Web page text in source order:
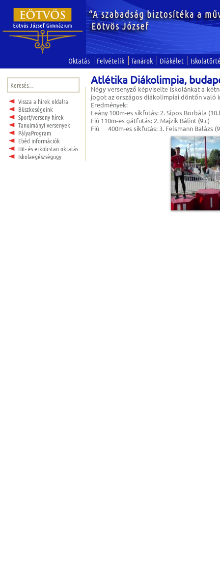
Oktatás Felvételik Tanárok Diákélet
Keresés:
Vissza a hírek oldalra
Büszkeségeink
Sport/verseny hírek
Tanulmányi versenyek
PályaProgram
Ebéd információk
Hit- és erkölcstan oktatás
Iskolaegészségügy
Atlétika Diákolimpia,
Négy versenyző képviselte iskolánkat a
jogot az országos diákolimpiai döntőn való
Eredmények:
Leány 100m-es síkfutás: 2. Sipos Borbála
Fiú 110m-es gátfutás: 2. Majzik Bálint (9.c)
Fiú 400m-es síkfutás: 3. Felsmann Balázs